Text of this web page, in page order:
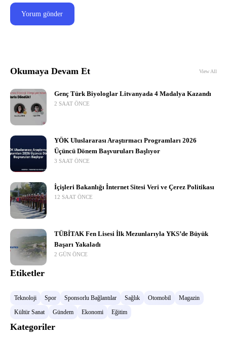
Okumaya Devam Et View All
Genç Türk Biyologlar Litvanyada 4 Madalya Kazandı
2 SAAT ÖNCE
YÖK Uluslararası Araştırmacı Programları 2026
Üçüncü Dönem Başvuruları Başlıyor
3 SAAT ÖNCE
İçişleri Bakanlığı İnternet Sitesi Veri ve Çerez Politikası
12 SAAT ÖNCE
TÜBİTAK Fen Lisesi İlk Mezunlarıyla YKS’de Büyük
Başarı Yakaladı
2 GÜN ÖNCE
Etiketler
Teknoloji Spor Sponsorlu Bağlantılar Sağlık Otomobil
Magazin
Kültür Sanat
Gündem Ekonomi Eğitim
Kategoriler